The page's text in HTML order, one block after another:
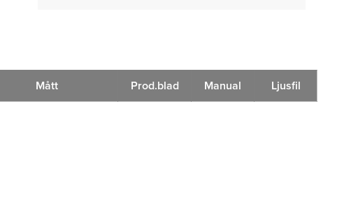
Mått Prod.blad Manual Ljusfil